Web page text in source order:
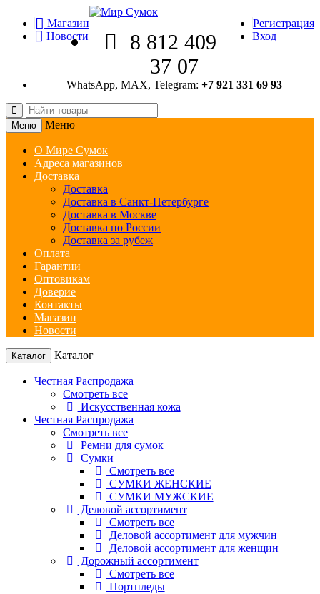
Магазин
Новости
Регистрация
Вход
8 812 409
37 07
WhatsApp, MAX, Telegram: +7 921 331 69 93
Меню Меню
О Мире Сумок
Адреса магазинов
Доставка
Доставка
Доставка в Санкт-Петербурге
Доставка в Москве
Доставка по России
Доставка за рубеж
Оплата
Гарантии
Оптовикам
Доверие
Контакты
Магазин
Новости
Каталог Каталог
Честная Распродажа
Смотреть все
Искусственная кожа
Честная Распродажа
Смотреть все
Ремни для сумок
Сумки
Смотреть все
СУМКИ ЖЕНСКИЕ
СУМКИ МУЖСКИЕ
Деловой ассортимент
Смотреть все
Деловой ассортимент для мужчин
Деловой ассортимент для женщин
Дорожный ассортимент
Смотреть все
Портпледы